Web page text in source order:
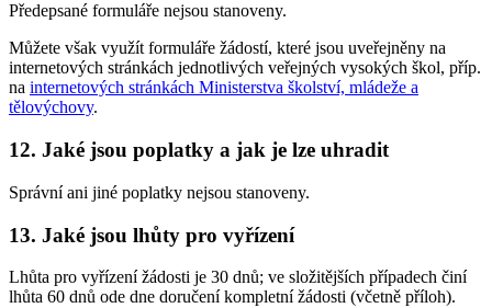
Předepsané formuláře nejsou stanoveny.
Můžete však využít formuláře žádostí, které jsou uveřejněny na
internetových stránkách jednotlivých veřejných vysokých škol, příp.
na internetových stránkách Ministerstva školství, mládeže a
tělovýchovy.
12. Jaké jsou poplatky a jak je lze uhradit
Správní ani jiné poplatky nejsou stanoveny.
13. Jaké jsou lhůty pro vyřízení
Lhůta pro vyřízení žádosti je 30 dnů; ve složitějších případech činí
lhůta 60 dnů ode dne doručení kompletní žádosti (včetně příloh).